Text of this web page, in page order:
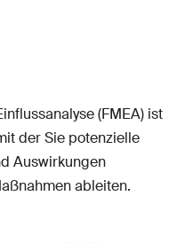
(FMEA) ist
der Sie potenzielle
Auswirkungen
ableiten.